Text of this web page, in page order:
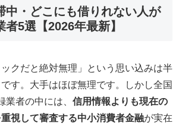
中・どこにも借りれない人が
5選【2026年最新】
ックだと絶対無理」という思い込みは半
す。大手はほぼ無理です。しかし全国
業者の中には、 信用情報よりも現在の
視して審査する中小消費者金融が実在